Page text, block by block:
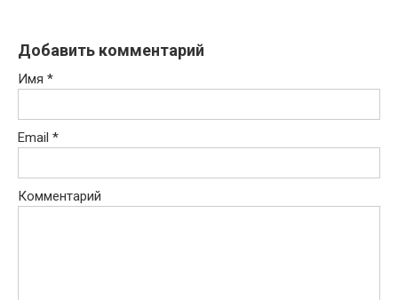
Добавить комментарий
Имя *
Email *
Комментарий